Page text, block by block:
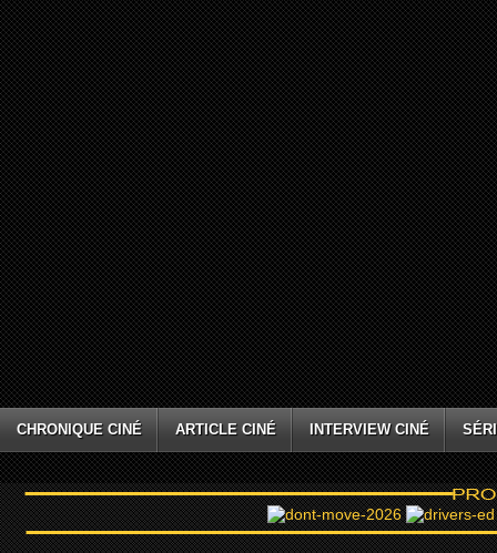
CHRONIQUE CINÉ ARTICLE CINÉ INTERVIEW CINÉ